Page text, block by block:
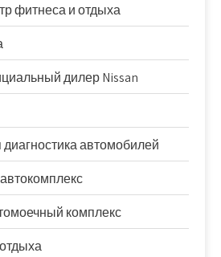
фитнеса и отдыха
дилер Nissan
автомобилей
комплекс